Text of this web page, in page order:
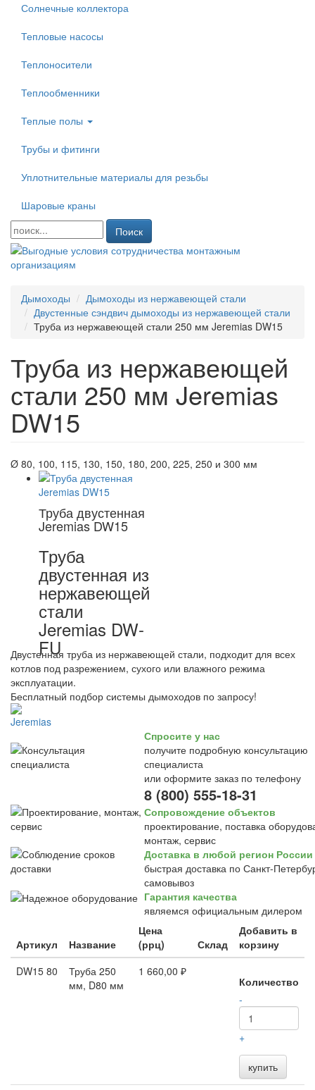
Солнечные коллектора
Тепловые насосы
Теплоносители
Теплообменники
Теплые полы
Трубы и фитинги
Уплотнительные материалы для резьбы
Шаровые краны
Поиск
Дымоходы
Дымоходы из нержавеющей стали
Двустенные сэндвич дымоходы из нержавеющей стали
Труба из нержавеющей стали 250 мм Jeremias DW15
Труба из нержавеющей
стали 250 мм Jeremias
DW15
Ø 80, 100, 115, 130, 150, 180, 200, 225, 250 и 300 мм
Труба двустенная
Jeremias DW15
Труба
двустенная из
нержавеющей
стали
Jeremias DW-
FU
Двустенная труба из нержавеющей стали, подходит для всех
котлов под разрежением, сухого или влажного режима
эксплуатации.
Бесплатный подбор системы дымоходов по запросу!
Спросите у нас
получите подробную консультацию
специалиста
или оформите заказ по телефону
8 (800) 555-18-31
Сопровождение объектов
проектирование, поставка
монтаж, сервис
Доставка в любой регион России
быстрая доставка по Санкт-
самовывоз
Гарантия качества
являемся официальным дилером
Артикул Название
Цена
(ррц)
Склад
Добавить в
корзину
DW15 80
Труба 250
мм, D80 мм
1 660,00 ₽
Количество
-
+
купить